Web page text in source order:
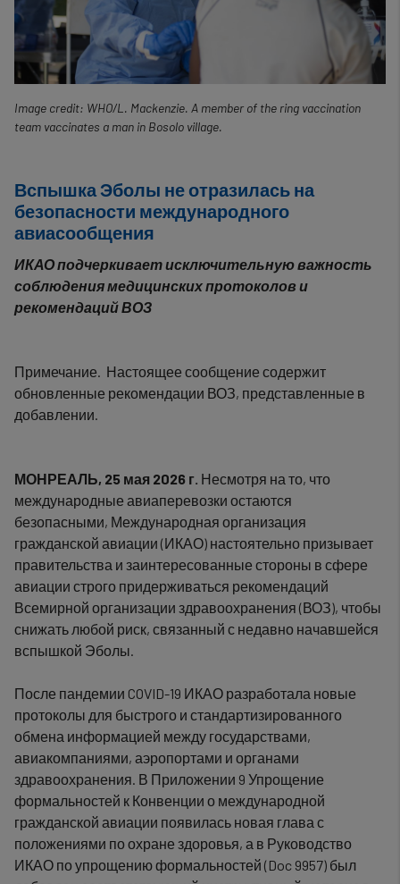
Image credit: WHO/L. Mackenzie. A member of the ring vaccination
team vaccinates a man in Bosolo village.
Вспышка Эболы не отразилась на
безопасности международного
авиасообщения
ИКАО подчеркивает исключительную важность
соблюдения медицинских протоколов и
рекомендаций ВОЗ
Примечание. Настоящее сообщение содержит
обновленные рекомендации ВОЗ, представленные в
добавлении.
МОНРЕАЛЬ, 25 мая 2026 г. Несмотря на то, что
международные авиаперевозки остаются
безопасными, Международная организация
гражданской авиации (ИКАО) настоятельно призывает
правительства и заинтересованные стороны в сфере
авиации строго придерживаться рекомендаций
Всемирной организации здравоохранения (ВОЗ), чтобы
снижать любой риск, связанный с недавно начавшейся
вспышкой Эболы.
После пандемии COVID-19 ИКАО разработала новые
протоколы для быстрого и стандартизированного
обмена информацией между государствами,
авиакомпаниями, аэропортами и органами
здравоохранения. В Приложении 9 Упрощение
формальностей к Конвенции о международной
гражданской авиации появилась новая глава с
положениями по охране здоровья, а в Руководство
ИКАО по упрощению формальностей (Doc 9957) был